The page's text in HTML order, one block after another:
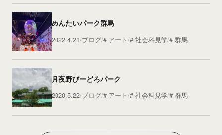
めんたいパーク群馬
2022.4.21 ブログ アート 社会科見学 群馬
月夜野びーどろパーク
2020.5.22 ブログ アート 社会科見学 群馬